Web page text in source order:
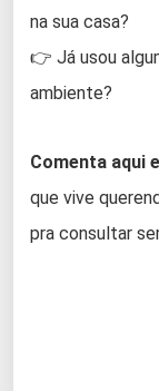
na sua casa?
👉 Já usou
ambiente?
Comenta aqui
que vive
pra consultar